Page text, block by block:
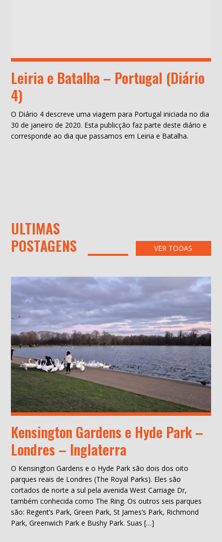
Leiria e Batalha – Portugal (Diário
4)
O Diário 4 descreve uma viagem para Portugal iniciada no dia
30 de janeiro de 2020. Esta publicção faz parte deste diário e
corresponde ao dia que passamos em Leiria e Batalha.
ULTIMAS
POSTAGENS
VER TODAS
Kensington Gardens e Hyde Park –
Londres – Inglaterra
O Kensington Gardens e o Hyde Park são dois dos oito
parques reais de Londres (The Royal Parks). Eles são
cortados de norte a sul pela avenida West Carriage Dr,
também conhecida como The Ring. Os outros seis parques
são: Regent’s Park, Green Park, St James’s Park, Richmond
Park, Greenwich Park e Bushy Park. Suas […]